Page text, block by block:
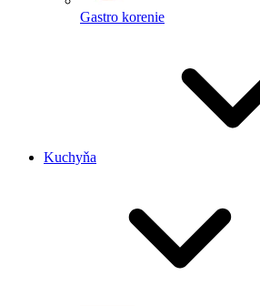
Gastro korenie
Kuchyňa